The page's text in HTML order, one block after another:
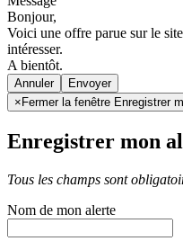
Bonjour,
Voici une offre parue sur le
intéresser.
A bientôt.
Annuler
× Fermer la fenêtre Enregistrer
Enregistrer mon
Tous les champs sont
Nom de mon alerte